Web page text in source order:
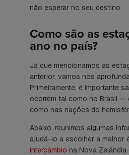
não esperar no seu destino.
Como são as
ano no país?
Já que mencionamos as
anterior, vamos nos
Primeiramente, é importante
ocorrem tal como no Brasil —
como nas nações do
Abaixo, reunimos algumas
ajudá-lo a escolher a melhor
intercâmbio na Nova